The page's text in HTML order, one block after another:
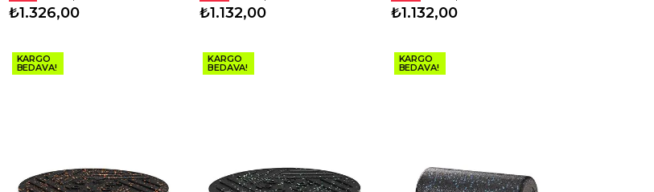
₺1.326,00 ₺1.132,00 ₺1.132,00
KARGO
BEDAVA!
KARGO
BEDAVA!
KARGO
BEDAVA!